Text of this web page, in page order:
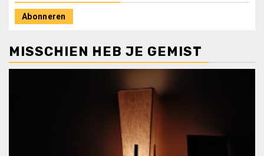
Abonneren
MISSCHIEN HEB JE GEMIST